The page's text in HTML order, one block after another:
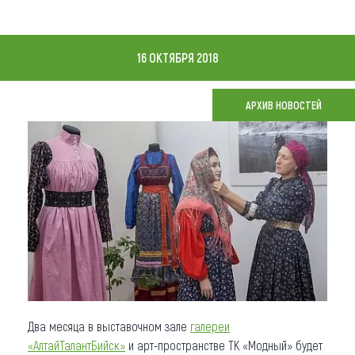
Карта
Что привезти (сувениры)
О регионе
Коллекция впечатлений
Другие рубрики
16 ОКТЯБРЯ 2018
АРХИВ НОВОСТЕЙ
Два месяца в выставочном зале галереи
«АлтайТалантБийск» и арт-пространстве ТК «Модный» будет